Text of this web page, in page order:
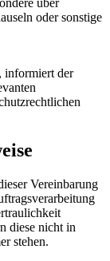
über
oder sonstige
informiert der
Vereinbarung
diese nicht in
stehen.